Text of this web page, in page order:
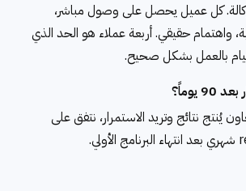
كل عميل يحصل على وصول مباشر،
واهتمام حقيقي. أربعة عملاء هو الحد الذي
بالعمل بشكل صحيح.
يوماً؟
يُنتج نتائج وتريد الاستمرار، نتفق على